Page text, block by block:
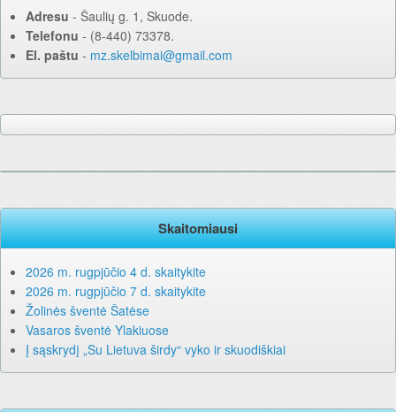
Adresu ‐ Šaulių g. 1, Skuode.
Telefonu ‐ (8-440) 73378.
El. paštu ‐ mz.skelbimai@gmail.com
Skaitomiausi
2026 m. rugpjūčio 4 d. skaitykite
2026 m. rugpjūčio 7 d. skaitykite
Žolinės šventė Šatėse
Vasaros šventė Ylakiuose
Į sąskrydį „Su Lietuva širdy“ vyko ir skuodiškiai